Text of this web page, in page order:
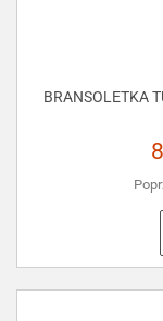
BRANSOLETKA